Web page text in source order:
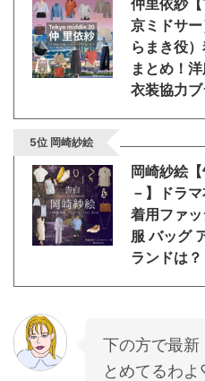
・橋本環奈
【よく検索されてる男性
・京本大我
・松村北斗
・赤楚衛二
・木村拓哉（キムタク）
・佐藤健
・永瀬廉
・平野紫耀
京ミドサ
らまき役
まとめ！
衣装協力
5位 岡崎紗絵
岡崎紗絵
－】ドラ
着用ファ
服 バッグ
ランドは？
下の方で最新
とめてるわ